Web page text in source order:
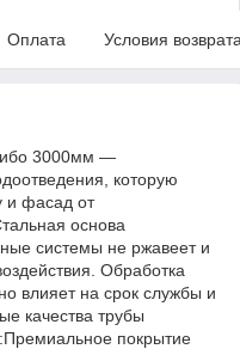
Оплата Условия
3000мм —
которую
и фасад от
основа
системы не ржавеет и
Обработка
влияет на срок службы и
качества трубы
покрытие